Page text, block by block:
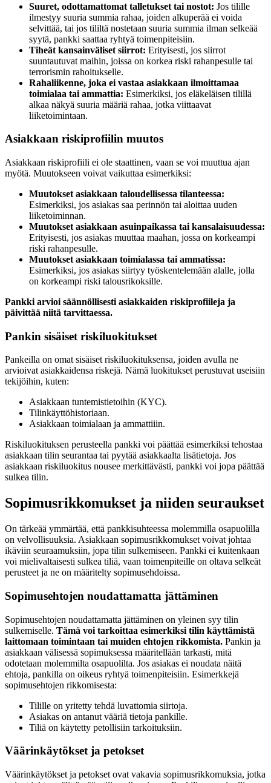
Suuret, odottamattomat talletukset tai nostot: Jos tilille
ilmestyy suuria summia rahaa, joiden alkuperää ei voida
selvittää, tai jos tililtä nostetaan suuria summia ilman selkeää
syytä, pankki saattaa ryhtyä toimenpiteisiin.
Tiheät kansainväliset siirrot: Erityisesti, jos siirrot
suuntautuvat maihin, joissa on korkea riski rahanpesulle tai
terrorismin rahoitukselle.
Rahaliikenne, joka ei vastaa asiakkaan ilmoittamaa
toimialaa tai ammattia: Esimerkiksi, jos eläkeläisen tilillä
alkaa näkyä suuria määriä rahaa, jotka viittaavat
liiketoimintaan.
Asiakkaan riskiprofiilin muutos
Asiakkaan riskiprofiili ei ole staattinen, vaan se voi muuttua ajan
myötä. Muutokseen voivat vaikuttaa esimerkiksi:
Muutokset asiakkaan taloudellisessa tilanteessa:
Esimerkiksi, jos asiakas saa perinnön tai aloittaa uuden
liiketoiminnan.
Muutokset asiakkaan asuinpaikassa tai kansalaisuudessa:
Erityisesti, jos asiakas muuttaa maahan, jossa on korkeampi
riski rahanpesulle.
Muutokset asiakkaan toimialassa tai ammatissa:
Esimerkiksi, jos asiakas siirtyy työskentelemään alalle, jolla
on korkeampi riski talousrikoksille.
Pankki arvioi säännöllisesti asiakkaiden riskiprofiileja ja
päivittää niitä tarvittaessa.
Pankin sisäiset riskiluokitukset
Pankeilla on omat sisäiset riskiluokituksensa, joiden avulla ne
arvioivat asiakkaidensa riskejä. Nämä luokitukset perustuvat useisiin
tekijöihin, kuten:
Asiakkaan tuntemistietoihin (KYC).
Tilinkäyttöhistoriaan.
Asiakkaan toimialaan ja ammattiiin.
Riskiluokituksen perusteella pankki voi päättää esimerkiksi tehostaa
asiakkaan tilin seurantaa tai pyytää asiakkaalta lisätietoja. Jos
asiakkaan riskiluokitus nousee merkittävästi, pankki voi jopa päättää
sulkea tilin.
Sopimusrikkomukset ja niiden seuraukset
On tärkeää ymmärtää, että pankkisuhteessa molemmilla osapuolilla
on velvollisuuksia. Asiakkaan sopimusrikkomukset voivat johtaa
ikäviin seuraamuksiin, jopa tilin sulkemiseen. Pankki ei kuitenkaan
voi mielivaltaisesti sulkea tiliä, vaan toimenpiteille on oltava selkeät
perusteet ja ne on määritelty sopimusehdoissa.
Sopimusehtojen noudattamatta jättäminen
Sopimusehtojen noudattamatta jättäminen on yleinen syy tilin
sulkemiselle. Tämä voi tarkoittaa esimerkiksi tilin käyttämistä
laittomaan toimintaan tai muiden ehtojen rikkomista. Pankin ja
asiakkaan välisessä sopimuksessa määritellään tarkasti, mitä
odotetaan molemmilta osapuolilta. Jos asiakas ei noudata näitä
ehtoja, pankilla on oikeus ryhtyä toimenpiteisiin. Esimerkkejä
sopimusehtojen rikkomisesta:
Tilille on yritetty tehdä luvattomia siirtoja.
Asiakas on antanut vääriä tietoja pankille.
Tiliä on käytetty petollisiin tarkoituksiin.
Väärinkäytökset ja petokset
Väärinkäytökset ja petokset ovat vakavia sopimusrikkomuksia, jotka